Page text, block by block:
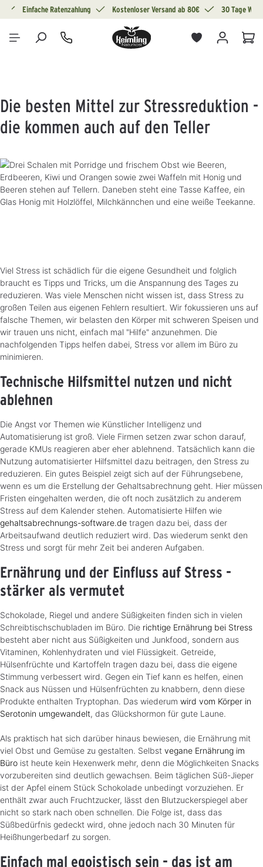
springen
Einfache Ratenzahlung Kostenloser Versand ab 80€ 30 Tage
Die besten Mittel zur Stressreduktion -
die kommen auch auf den Teller
Viel Stress ist schädlich für die eigene Gesundheit und folglich
braucht es Tipps und Tricks, um die Anspannung des Tages zu
reduzieren. Was viele Menschen nicht wissen ist, dass Stress zu
großen Teilen aus eigenen Fehlern resultiert. Wir fokussieren uns auf
falsche Themen, wir belasten den Körper mit schweren Speisen und
wir trauen uns nicht, einfach mal "Hilfe" anzunehmen. Die
nachfolgenden Tipps helfen dabei, Stress vor allem im Büro zu
minimieren.
Technische Hilfsmittel nutzen und nicht
ablehnen
Die Angst vor Themen wie Künstlicher Intelligenz und
Automatisierung ist groß. Viele Firmen setzen zwar schon darauf,
gerade KMUs reagieren aber eher ablehnend. Tatsächlich kann die
Nutzung automatisierter Hilfsmittel dazu beitragen, den Stress zu
reduzieren. Ein gutes Beispiel zeigt sich auf der Führungsebene,
wenn es um die Erstellung der Gehaltsabrechnung geht. Hier müssen
Fristen eingehalten werden, die oft noch zusätzlich zu anderem
Stress auf dem Kalender stehen. Automatisierte Hilfen wie
gehaltsabrechnungs-software.de tragen dazu bei, dass der
Arbeitsaufwand deutlich reduziert wird. Das wiederum senkt den
Stress und sorgt für mehr Zeit bei anderen Aufgaben.
Ernährung und der Einfluss auf Stress -
stärker als vermutet
Schokolade, Riegel und andere Süßigkeiten finden sich in vielen
Schreibtischschubladen im Büro. Die richtige Ernährung bei Stress
besteht aber nicht aus Süßigkeiten und Junkfood, sondern aus
Vitaminen, Kohlenhydraten und viel Flüssigkeit. Getreide,
Hülsenfrüchte und Kartoffeln tragen dazu bei, dass die eigene
Stimmung verbessert wird. Gegen ein Tief kann es helfen, einen
Snack aus Nüssen und Hülsenfrüchten zu knabbern, denn diese
Produkte enthalten Tryptophan. Das wiederum wird vom Körper in
Serotonin umgewandelt, das Glückshormon für gute Laune.
Als praktisch hat sich darüber hinaus bewiesen, die Ernährung mit
viel Obst und Gemüse zu gestalten. Selbst vegane Ernährung im
Büro ist heute kein Hexenwerk mehr, denn die Möglichkeiten Snacks
vorzubereiten sind deutlich gewachsen. Beim täglichen Süß-Jieper
ist der Apfel einem Stück Schokolade unbedingt vorzuziehen. Er
enthält zwar auch Fruchtzucker, lässt den Blutzuckerspiegel aber
nicht so stark nach oben schnellen. Die Folge ist, dass das
Süßbedürfnis gedeckt wird, ohne jedoch nach 30 Minuten für
Heißhungerbedarf zu sorgen.
Einfach mal egoistisch sein - das ist am